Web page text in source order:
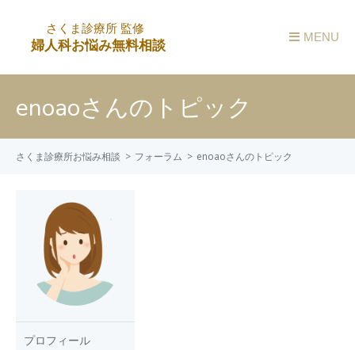
MENU
enoaoさんのトピック
さくま診療所お悩み相談 フォーラム enoaoさんのトピック
プロフィール